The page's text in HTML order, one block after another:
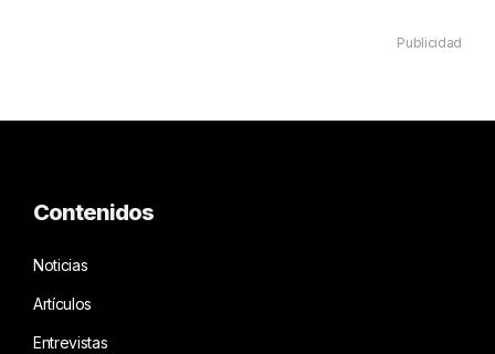
Publicidad
Contenidos
Noticias
Artículos
Entrevistas